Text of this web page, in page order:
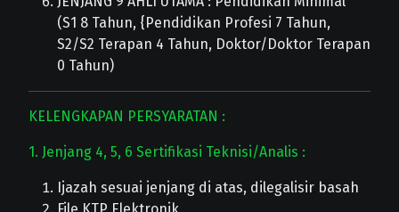
(S1 8 Tahun, {Pendidikan Profesi 7 Tahun,
S2/S2 Terapan 4 Tahun, Doktor/Doktor Terapan
0 Tahun)
KELENGKAPAN PERSYARATAN :
1. Jenjang 4, 5, 6 Sertifikasi Teknisi/Analis :
Ijazah sesuai jenjang di atas, dilegalisir basah